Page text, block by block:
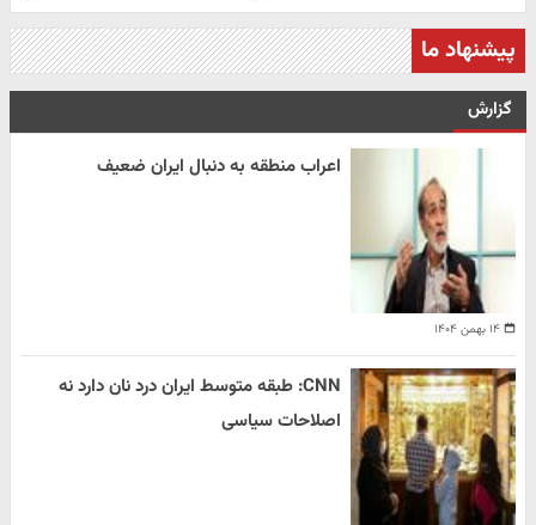
پیشنهاد ما
گزارش
۱۴ بهمن ۱۴۰۴
اعراب منطقه به دنبال ایران ضعیف
CNN: طبقه متوسط ایران درد نان دارد نه
اصلاحات سیاسی